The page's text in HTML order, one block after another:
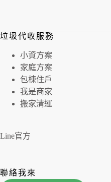
垃圾代收服務
⼩資⽅案
家庭⽅案
包棟住戶
我是商家
搬家清運
Line官方
聯絡我來